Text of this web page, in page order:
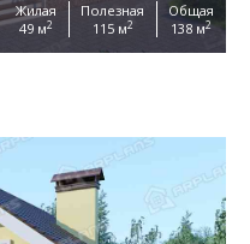
Жилая
49 м2
Полезная
115 м2
Общая
138 м2